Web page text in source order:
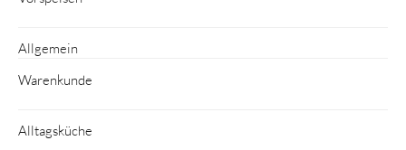
Allgemein
Warenkunde
Alltagsküche